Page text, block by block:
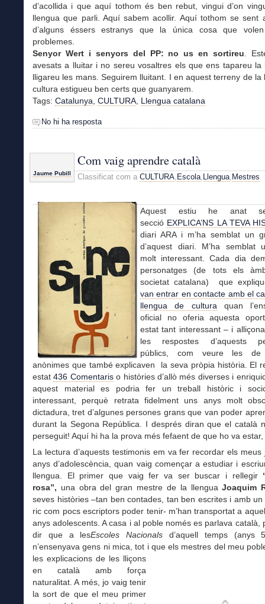
d’acollida i que aquí tothom és ben rebut, vingui d’on
llengua que parli. Aquí sabem acollir. Aquí tothom se sent
d’alguns éssers estranys que la única cosa que
problemes.
Senyor Wert i senyors del PP: no us en sortireu .
avesats a lluitar i no sereu vosaltres els que ens tapareu la
lligareu les mans. Seguirem lluitant. I en aquest terreny de la
cultura estigueu ben certs que guanyarem.
Tags: Catalunya CULTURA Llengua catalana
No hi ha resposta
Jaume Pubill
Com vaig aprendre català
Classificat com a CULTURA, Escola, Llengua, Mestres
Aquest estiu he anat
secció EXPLICA’NS LA TEVA
diari ARA i m’ha semblat un
d’aquest diari. M’ha semblat
molt interessant. Cada dia
personatges (de tots els
societat catalana) que
van entrar en contacte amb el
llengua de culturaquan
oficial no oferia aquesta
estat tant interessant – i
les respostes d’aquests
públics, com veure les de
anònimes que també explicaven la seva pròpia història. El
estat436 Comentariso històries d’allò més diverses i
aquest material es podria fer un treball històric i
interessant, perquè retrata fidelment uns anys molt
dictadura, tret d’algunes persones grans que van poder
durant la Segona República. I després diran que el català
perseguit! Aquí hi ha la prova més fefaent de que ho va
La lectura d’aquests testimonis em va fer recordar els meus
anys d’adolescència, quan vaig començar a estudiar i
llengua. El primer que vaig fer va ser buscar i rellegir
rosa”, una obra del gran mestre de la llenguaJoaquim
seves històries –tan ben contades, tan ben escrites i amb
ric com pocs escriptors poder tenir- m’han transportat a
anys adolescents. A casa i al poble només es parlava català,
dir que a lesEscoles Nacionals d’aquell temps (anys
n’ensenyava gens ni mica, tot i que els mestres del meu
les explicacions de les lliçons
en català amb força
naturalitat. A més, jo vaig tenir
la sort de que el meu primer